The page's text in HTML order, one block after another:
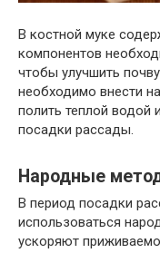
В костной муке
компонентов
чтобы улучшить
необходимо внести
полить теплой водой
посадки рассады.
Народные
В период посадки
использоваться
ускоряют